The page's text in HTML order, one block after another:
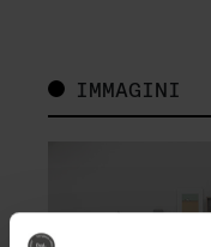
IMMAGINI